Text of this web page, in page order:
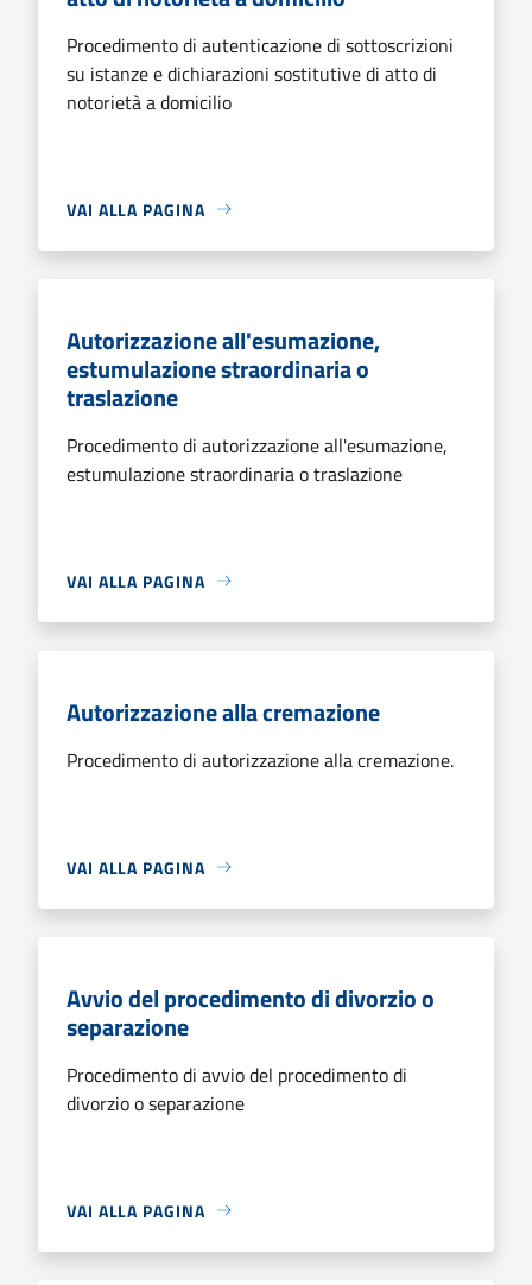
Procedimento di autenticazione di sottoscrizioni
su istanze e dichiarazioni sostitutive di atto di
notorietà a domicilio
VAI ALLA PAGINA
Autorizzazione all'esumazione,
estumulazione straordinaria o
traslazione
Procedimento di autorizzazione all'esumazione,
estumulazione straordinaria o traslazione
VAI ALLA PAGINA
Autorizzazione alla cremazione
Procedimento di autorizzazione alla cremazione.
VAI ALLA PAGINA
Avvio del procedimento di divorzio o
separazione
Procedimento di avvio del procedimento di
divorzio o separazione
VAI ALLA PAGINA